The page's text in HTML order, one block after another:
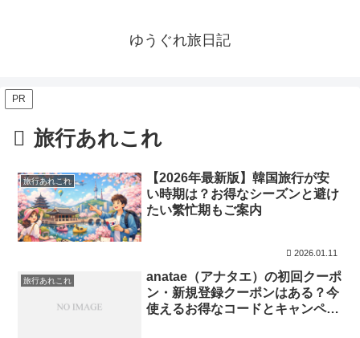
ゆうぐれ旅日記
PR
旅行あれこれ
旅行あれこれ
【2026年最新版】韓国旅行が安
い時期は？お得なシーズンと避け
たい繁忙期もご案内
2026.01.11
旅行あれこれ
anatae（アナタエ）の初回クーポ
ン・新規登録クーポンはある？今
使えるお得なコードとキャンペー